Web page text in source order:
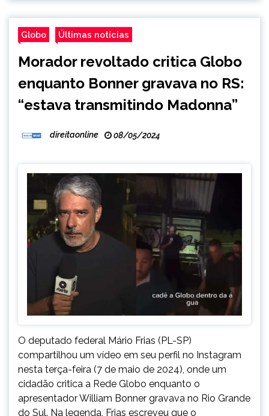
Globo Últimas notícias
Morador revoltado critica Globo
enquanto Bonner gravava no RS:
“estava transmitindo Madonna”
direitaonline 08/05/2024
O deputado federal Mário Frias (PL-SP)
compartilhou um vídeo em seu perfil no Instagram
nesta terça-feira (7 de maio de 2024), onde um
cidadão critica a Rede Globo enquanto o
apresentador William Bonner gravava no Rio Grande
do Sul. Na legenda, Frias escreveu que o